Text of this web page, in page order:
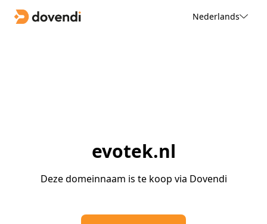
Nederlands
evotek.nl
Deze domeinnaam is te koop via Dovendi